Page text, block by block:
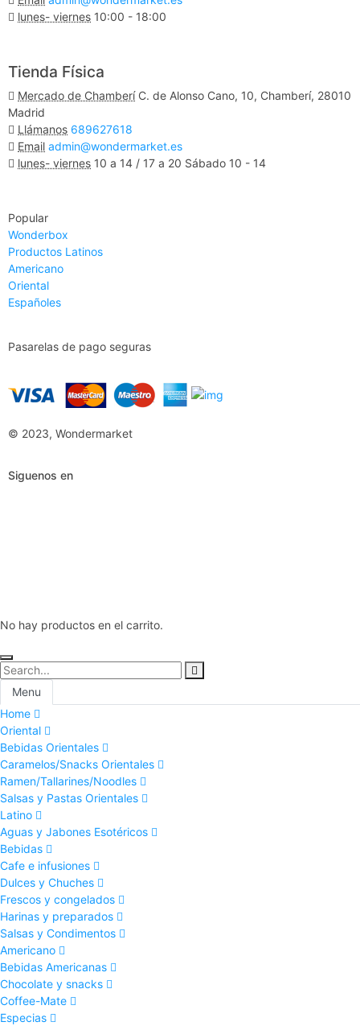
lunes- viernes 10:00 - 18:00
Tienda Física
Mercado de Chamberí C. de Alonso Cano, 10, Chamberí, 28010
Madrid
Llámanos 689627618
Email admin@wondermarket.es
lunes- viernes 10 a 14 / 17 a 20 Sábado 10 - 14
Popular
Wonderbox
Productos Latinos
Americano
Oriental
Españoles
Pasarelas de pago seguras
© 2023, Wondermarket
Siguenos en
No hay productos en el carrito.
Menu
Home
Oriental
Bebidas Orientales
Caramelos/Snacks Orientales
Ramen/Tallarines/Noodles
Salsas y Pastas Orientales
Latino
Aguas y Jabones Esotéricos
Bebidas
Cafe e infusiones
Dulces y Chuches
Frescos y congelados
Harinas y preparados
Salsas y Condimentos
Americano
Bebidas Americanas
Chocolate y snacks
Coffee-Mate
Especias